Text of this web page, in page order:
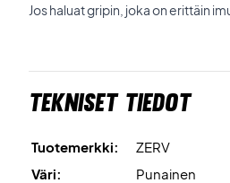
Jos haluat gripin, joka on erittäin
Tekniset tiedot
Tuotemerkki:
ZERV
Väri:
Punainen